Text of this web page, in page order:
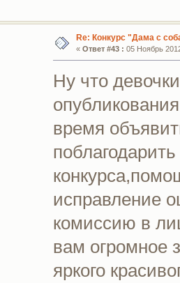
Re: Конкурс "Дама с
« Ответ #43 : 05 Ноябрь
Ну что
время
исправление
комиссию в
вам огромное
яркого